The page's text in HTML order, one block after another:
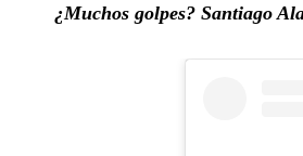
¿Muchos golpes? Santiago